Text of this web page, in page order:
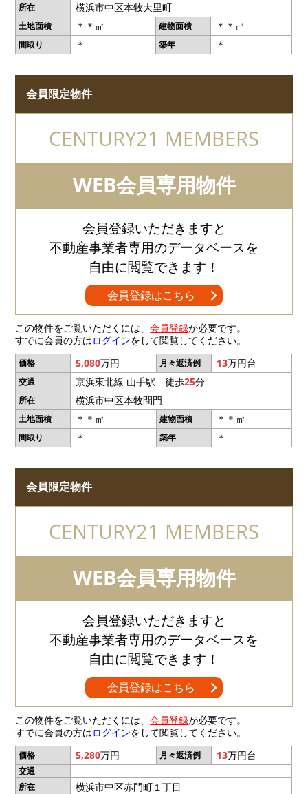
所在 横浜市中区本牧大里町
土地面積 ＊＊㎡ 建物面積 ＊＊㎡
間取り ＊ 築年 ＊
会員限定物件
CENTURY21 MEMBERS
WEB会員専用物件
会員登録いただきますと
不動産事業者専用のデータベースを
自由に閲覧できます！
会員登録はこちら
この物件をご覧いただくには、会員登録が必要です。
すでに会員の方はログインをして閲覧してください。
価格 5,080万円 月々返済例 13万円台
交通 京浜東北線 山手駅 徒歩25分
所在 横浜市中区本牧間門
土地面積 ＊＊㎡ 建物面積 ＊＊㎡
間取り ＊ 築年 ＊
会員限定物件
CENTURY21 MEMBERS
WEB会員専用物件
会員登録いただきますと
不動産事業者専用のデータベースを
自由に閲覧できます！
会員登録はこちら
この物件をご覧いただくには、会員登録が必要です。
すでに会員の方はログインをして閲覧してください。
価格 5,280万円 月々返済例 13万円台
交通
所在
横浜市中区赤門町１丁目